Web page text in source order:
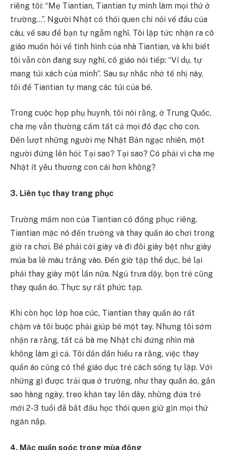
riêng tôi: “Mẹ Tiantian, Tiantian tự mình làm mọi thứ ở
trường…”. Người Nhật có thói quen chỉ nói vế đầu của
câu, vế sau để bạn tự ngẫm nghĩ. Tôi lập tức nhận ra cô
giáo muốn hỏi về tình hình của nhà Tiantian, và khi biết
tôi vẫn còn đang suy nghĩ, cô giáo nói tiếp: “Ví dụ, tự
mang túi xách của mình”. Sau sự nhắc nhở tế nhị này,
tôi để Tiantian tự mang các túi của bé.
Trong cuộc họp phụ huynh, tôi nói rằng, ở Trung Quốc,
cha mẹ vẫn thường cầm tất cả mọi đồ đạc cho con.
Đến lượt những người mẹ Nhật Bản ngạc nhiên, một
người đứng lên hỏi: Tại sao? Tại sao? Có phải vì cha mẹ
Nhật ít yêu thương con cái hơn không?
3. Liên tục thay trang phục
Trường mầm non của Tiantian có đồng phục riêng.
Tiantian mặc nó đến trường và thay quần áo chơi trong
giờ ra chơi. Bé phải cởi giày và đi đôi giày bệt như giày
múa ba lê màu trắng vào. Đến giờ tập thể dục, bé lại
phải thay giày một lần nữa. Ngủ trưa dậy, bọn trẻ cũng
thay quần áo. Thực sự rất phức tạp.
Khi còn học lớp hoa cúc, Tiantian thay quần áo rất
chậm và tôi buộc phải giúp bé một tay. Nhưng tôi sớm
nhận ra rằng, tất cả bà mẹ Nhật chỉ đứng nhìn mà
không làm gì cả. Tôi dần dần hiểu ra rằng, việc thay
quần áo cũng có thể giáo dục trẻ cách sống tự lập. Với
những gì được trải qua ở trường, như thay quần áo, gắn
sao hàng ngày, treo khăn tay lên dây, những đứa trẻ
mới 2-3 tuổi đã bắt đầu học thói quen giữ gìn mọi thứ
ngăn nắp.
4. Mặc quần soóc trong mùa đông